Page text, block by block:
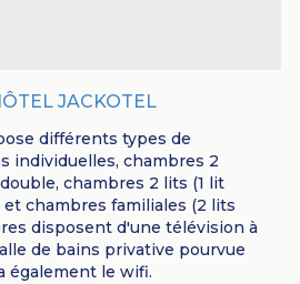
JACKOTEL
différents types de
individuelles, chambres 2
chambres 2 lits (1 lit
chambres familiales (2 lits
disposent d'une télévision à
de bains privative pourvue
également le wifi.